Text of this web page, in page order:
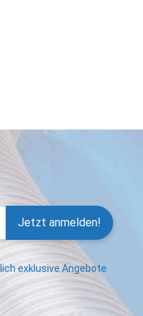
Jetzt anmelden!
exklusive Angebote